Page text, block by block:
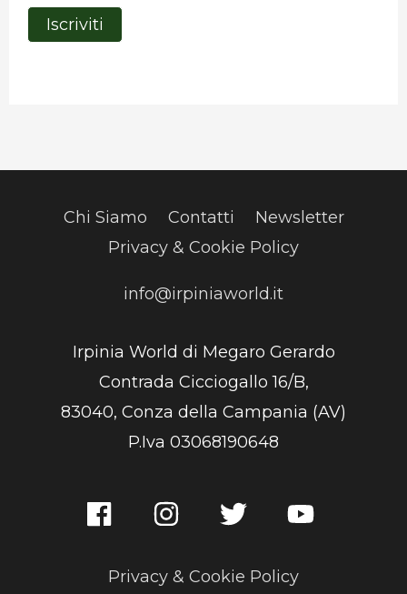
Chi Siamo Contatti
Newsletter
Privacy & Cookie Policy
info@irpiniaworld.it
Irpinia World di Megaro Gerardo
Contrada Cicciogallo 16/B,
83040, Conza della Campania (AV)
P.Iva 03068190648
Privacy & Cookie Policy